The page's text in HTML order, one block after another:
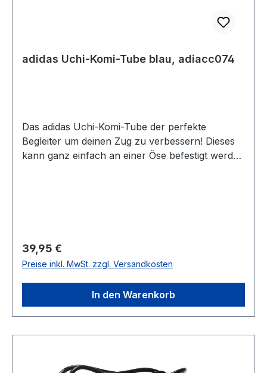
adidas Uchi-Komi-Tube blau, adiacc074
Das adidas Uchi-Komi-Tube der perfekte
Begleiter um deinen Zug zu verbessern! Dieses
kann ganz einfach an einer Öse befestigt werden
Griffkraft und Unterarmmuskulatur.
Regulärer Preis:
39,95 €
Preise inkl. MwSt. zzgl. Versandkosten
In den Warenkorb